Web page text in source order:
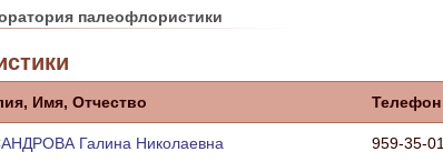
палеофлористики
Имя, Отчество
Телефон
Галина Николаевна
959-35-01